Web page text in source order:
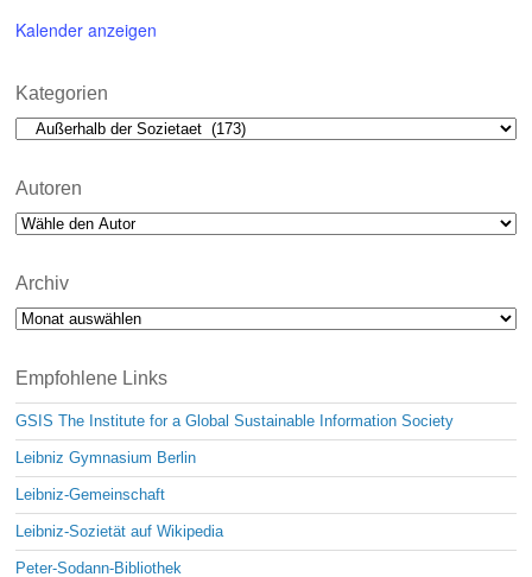
Kalender anzeigen
Kategorien
Kategorien
Autoren
Archiv
Archiv
Empfohlene Links
GSIS The Institute for a Global Sustainable Information Society
Leibniz Gymnasium Berlin
Leibniz-Gemeinschaft
Leibniz-Sozietät auf Wikipedia
Peter-Sodann-Bibliothek